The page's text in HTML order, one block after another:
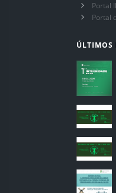
Portal
Portal
ÚLTIMOS